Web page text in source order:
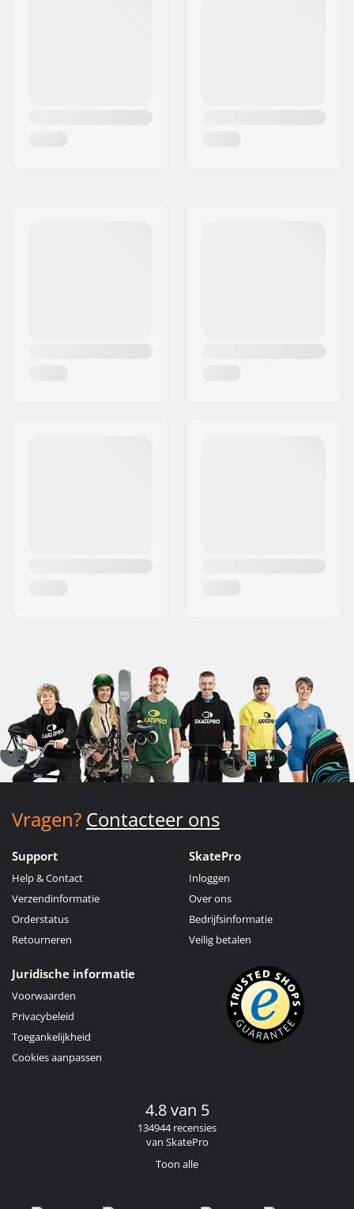
Vragen? Contacteer ons
Support
Help & Contact
Verzendinformatie
Orderstatus
Retourneren
SkatePro
Inloggen
Over ons
Bedrijfsinformatie
Veilig betalen
Juridische informatie
Voorwaarden
Privacybeleid
Toegankelijkheid
Cookies aanpassen
4.8 van 5
134944 recensies
van SkatePro
Toon alle